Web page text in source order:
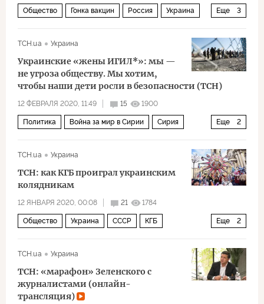
Еще 3
Общество Гонка вакцин Россия Украина
ТСН.ua
Украина
Украинские «жены ИГИЛ*»: мы —
не угроза обществу. Мы хотим,
чтобы наши дети росли в безопасности (ТСН)
12 ФЕВРАЛЯ 2020, 11:49 15 1900
Еще 2
Политика Война за мир в Сирии Сирия
ТСН.ua
Украина
ТСН: как КГБ проиграл украинским
колядникам
12 ЯНВАРЯ 2020, 00:08 21 1784
Еще 2
Общество Украина СССР КГБ
ТСН.ua
Украина
ТСН: «марафон» Зеленского с
журналистами (онлайн-
трансляция)